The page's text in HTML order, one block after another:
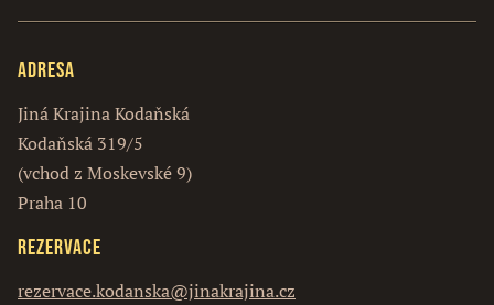
Adresa
Jiná Krajina Kodaňská
Kodaňská 319/5
(vchod z Moskevské 9)
Praha 10
Rezervace
rezervace.kodanska@jinakrajina.cz